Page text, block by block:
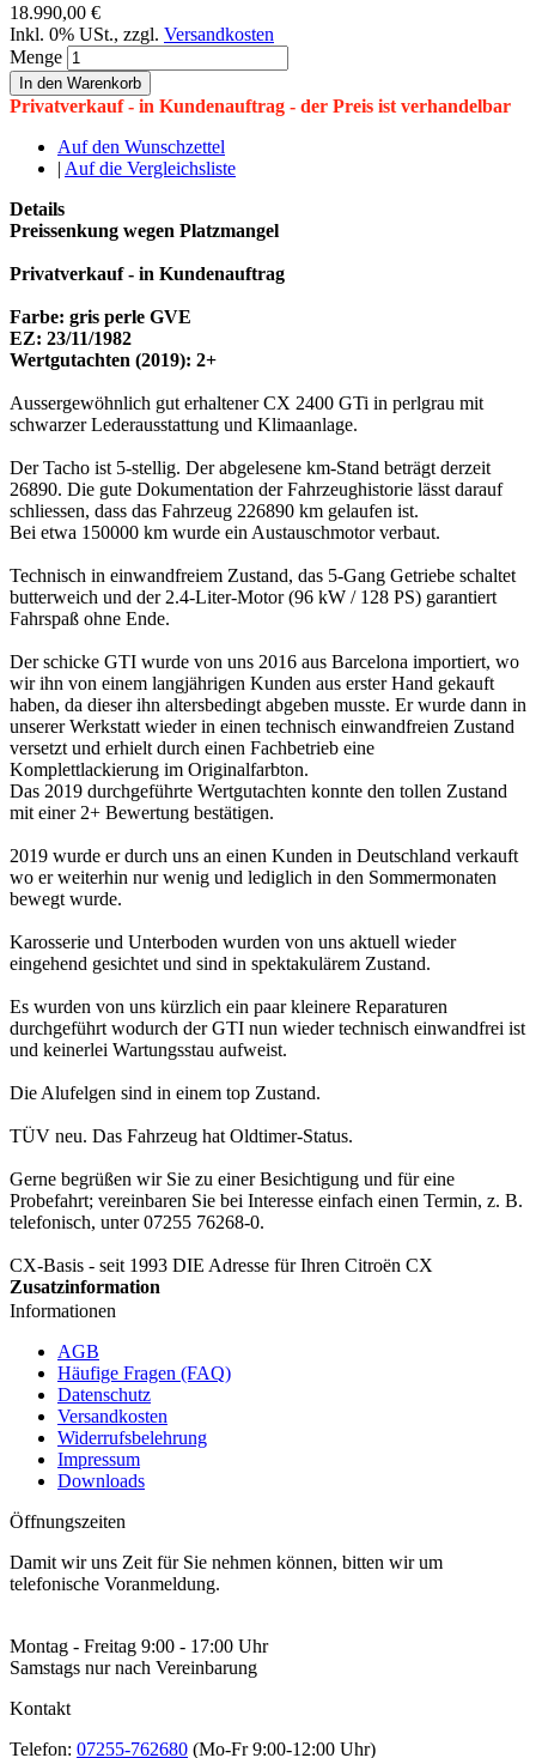
18.990,00 €
Inkl. 0% USt., zzgl. Versandkosten
Menge
In den Warenkorb
Privatverkauf - in Kundenauftrag - der Preis ist verhandelbar
Auf den Wunschzettel
| Auf die Vergleichsliste
Details
Preissenkung wegen Platzmangel
Privatverkauf - in Kundenauftrag
Farbe: gris perle GVE
EZ: 23/11/1982
Wertgutachten (2019): 2+
Aussergewöhnlich gut erhaltener CX 2400 GTi in perlgrau mit
schwarzer Lederausstattung und Klimaanlage.
Der Tacho ist 5-stellig. Der abgelesene km-Stand beträgt derzeit
26890. Die gute Dokumentation der Fahrzeughistorie lässt darauf
schliessen, dass das Fahrzeug 226890 km gelaufen ist.
Bei etwa 150000 km wurde ein Austauschmotor verbaut.
Technisch in einwandfreiem Zustand, das 5-Gang Getriebe schaltet
butterweich und der 2.4-Liter-Motor (96 kW / 128 PS) garantiert
Fahrspaß ohne Ende.
Der schicke GTI wurde von uns 2016 aus Barcelona importiert, wo
wir ihn von einem langjährigen Kunden aus erster Hand gekauft
haben, da dieser ihn altersbedingt abgeben musste. Er wurde dann in
unserer Werkstatt wieder in einen technisch einwandfreien Zustand
versetzt und erhielt durch einen Fachbetrieb eine
Komplettlackierung im Originalfarbton.
Das 2019 durchgeführte Wertgutachten konnte den tollen Zustand
mit einer 2+ Bewertung bestätigen.
2019 wurde er durch uns an einen Kunden in Deutschland verkauft
wo er weiterhin nur wenig und lediglich in den Sommermonaten
bewegt wurde.
Karosserie und Unterboden wurden von uns aktuell wieder
eingehend gesichtet und sind in spektakulärem Zustand.
Es wurden von uns kürzlich ein paar kleinere Reparaturen
durchgeführt wodurch der GTI nun wieder technisch einwandfrei ist
und keinerlei Wartungsstau aufweist.
Die Alufelgen sind in einem top Zustand.
TÜV neu. Das Fahrzeug hat Oldtimer-Status.
Gerne begrüßen wir Sie zu einer Besichtigung und für eine
Probefahrt; vereinbaren Sie bei Interesse einfach einen Termin, z. B.
telefonisch, unter 07255 76268-0.
CX-Basis - seit 1993 DIE Adresse für Ihren Citroën CX
Zusatzinformation
Informationen
AGB
Häufige Fragen (FAQ)
Datenschutz
Versandkosten
Widerrufsbelehrung
Impressum
Downloads
Öffnungszeiten
Damit wir uns Zeit für Sie nehmen können, bitten wir um
telefonische Voranmeldung.
Montag - Freitag 9:00 - 17:00 Uhr
Samstags nur nach Vereinbarung
Kontakt
Telefon: 07255-762680 (Mo-Fr 9:00-12:00 Uhr)